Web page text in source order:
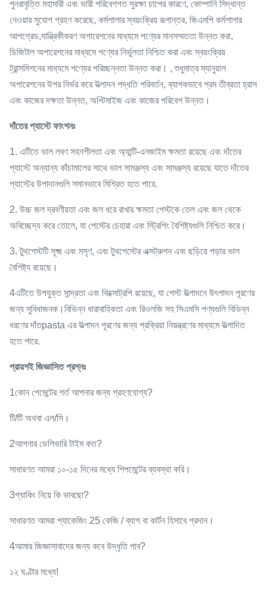
পুনরাবৃত্তি মহামারী এবং ভারী পরিবেশগত সুরক্ষা চাপের কারণে, কোম্পানি সিদ্ধান্ত
নেওয়ার সুযোগ গ্রহণ করেছে, কর্মশালার স্বয়ংক্রিয় রূপান্তর, জিএমপি কর্মশালার
আপগ্রেড,যান্ত্রিকীকরণ অপারেশনের মাধ্যমে পণ্যের মানসম্মততা উন্নত করা,
ডিজিটাল অপারেশনের মাধ্যমে পণ্যের নির্ভুলতা নিশ্চিত করা এবং স্বয়ংক্রিয়
ট্রান্সমিশনের মাধ্যমে পণ্যের পরিচ্ছন্নতা উন্নত করা। , শুধুমাত্র ম্যানুয়াল
অপারেশনের উপর নির্ভর করে উত্পাদন পদ্ধতি পরিবর্তন, ব্যাপকভাবে শ্রম তীব্রতা হ্রাস
এবং কাজের দক্ষতা উন্নত, অপ্টিমাইজ এবং কাজের পরিবেশ উন্নত।
দাঁতের প্যাস্টে ফাংশনঃ
1. এটিতে ভাল লবণ সহনশীলতা এবং অ্যান্টি-এনজাইম ক্ষমতা রয়েছে এবং দাঁতের
প্যাস্টে অন্যান্য কাঁচামালের সাথে ভাল সামঞ্জস্য এবং সামঞ্জস্য রয়েছে যাতে দাঁতের
প্যাস্টের উপাদানগুলি সমানভাবে মিশ্রিত হতে পারে.​
2. উচ্চ জল দ্রবণীয়তা এবং জল ধরে রাখার ক্ষমতা পেস্টকে তেল এবং জল থেকে
অবিচ্ছেদ্য করে তোলে, যা পেস্টের চেহারা এবং স্ট্রিপিং বৈশিষ্ট্যগুলি নিশ্চিত করে।
3. টুথপেস্টটি সূক্ষ্ম এবং মসৃণ, এবং টুথপেস্টের এক্সট্রুশন এবং ছড়িয়ে পড়ার ভাল
বৈশিষ্ট্য রয়েছে।
4এটিতে উপযুক্ত সান্দ্রতা এবং থিক্সোট্রপি রয়েছে, যা পেস্ট উত্পাদনে উৎপাদন পূরণের
জন্য সুবিধাজনক।বিভিন্ন ধারাবাহিকতা এবং রিওলজি সহ সিএমসি পণ্যগুলি বিভিন্ন
ধরণের দাঁতpasta এর উত্পাদন পূরণের জন্য প্রক্রিয়া নিয়ন্ত্রণের মাধ্যমে উত্পাদিত
হতে পারে.
প্রায়শই জিজ্ঞাসিত প্রশ্নঃ
1কোন পেমেন্টের শর্ত আপনার জন্য গ্রহণযোগ্য?
টি/টি অথবা এল/সি।
2আপনার ডেলিভারি টাইম কত?
সাধারণত আমরা ১০-১৫ দিনের মধ্যে শিপমেন্টের ব্যবস্থা করি।
3প্যাকিং নিয়ে কি ভাবছো?
সাধারণত আমরা প্যাকেজিং 25 কেজি / ব্যাগ বা কার্টন হিসাবে প্রদান।
4আমার জিজ্ঞাসাবাদের জন্য কবে উদ্ধৃতি পাব?
১২ ঘণ্টার মধ্যে!